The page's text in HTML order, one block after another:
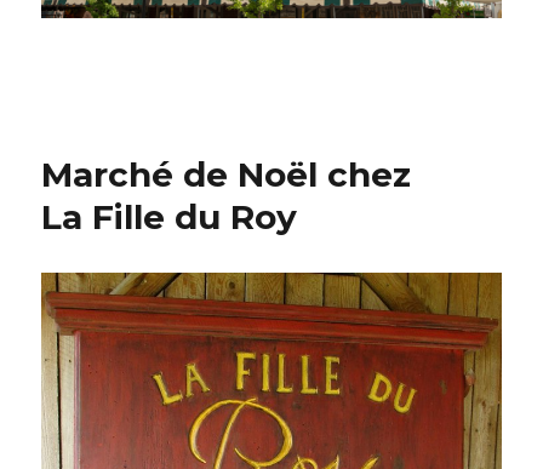
Marché de Noël chez
La Fille du Roy